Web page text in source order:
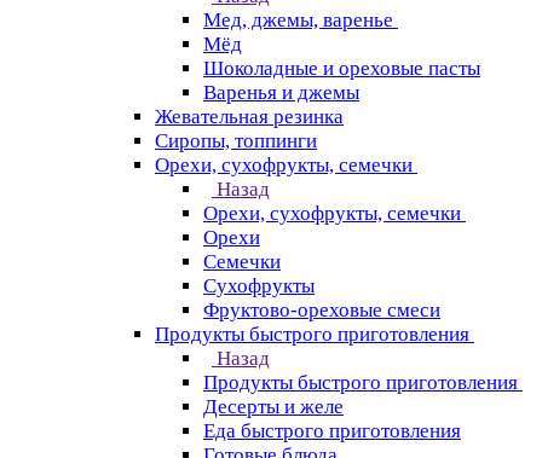
Мед, джемы, варенье
Мёд
Шоколадные и ореховые пасты
Варенья и джемы
Жевательная резинка
Сиропы, топпинги
Орехи, сухофрукты, семечки
Назад
Орехи, сухофрукты, семечки
Орехи
Семечки
Сухофрукты
Фруктово-ореховые смеси
Продукты быстрого приготовления
Назад
Продукты быстрого приготовления
Десерты и желе
Еда быстрого приготовления